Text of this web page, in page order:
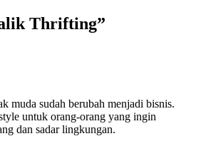
Thrifting”
muda sudah berubah menjadi bisnis.
untuk orang-orang yang ingin
dan sadar lingkungan.